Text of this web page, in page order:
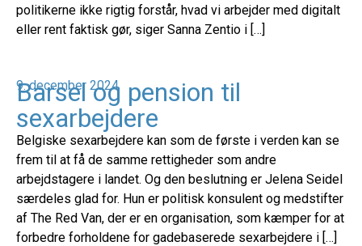
politikerne ikke rigtig forstår, hvad vi arbejder med digitalt
eller rent faktisk gør, siger Sanna Zentio i […]
9. december 2024
Barsel og pension til
sexarbejdere
Belgiske sexarbejdere kan som de første i verden kan se
frem til at få de samme rettigheder som andre
arbejdstagere i landet. Og den beslutning er Jelena Seidel
særdeles glad for. Hun er politisk konsulent og medstifter
af The Red Van, der er en organisation, som kæmper for at
forbedre forholdene for gadebaserede sexarbejdere i […]